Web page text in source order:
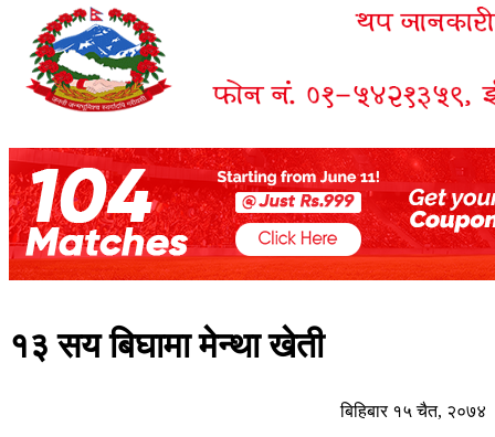
१३ सय बिघामा मेन्था खेती
बिहिबार १५ चैत, २०७४